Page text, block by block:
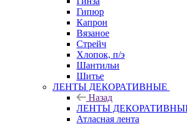
Гипюр
Капрон
Вязаное
Стрейч
Хлопок, п/э
Шантильи
Шитье
ЛЕНТЫ ДЕКОРАТИВНЫЕ
Назад
ЛЕНТЫ
Атласная лента